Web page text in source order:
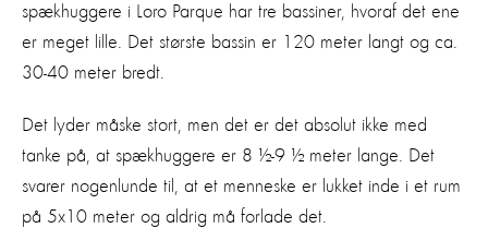
spækhuggere i Loro Parque har tre bassiner, hvoraf det ene
er meget lille. Det største bassin er 120 meter langt og ca.
30-40 meter bredt.
Det lyder måske stort, men det er det absolut ikke med
tanke på, at spækhuggere er 8 ½-9 ½ meter lange. Det
svarer nogenlunde til, at et menneske er lukket inde i et rum
på 5x10 meter og aldrig må forlade det.